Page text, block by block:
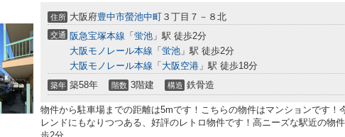
住所 大阪府豊中市螢池中町 ３丁目７－８北
交通 阪急宝塚本線 「 蛍池 」駅 徒歩2分
大阪モノレール本線 「 蛍池 」駅 徒歩2分
大阪モノレール本線 「 大阪空港 」駅 徒歩18分
築年 築58年 階数 3階建 構造 鉄骨造
物件から駐車場までの距離は5mです！こちらの物件はマンションです！
レンドにもなりつつある、好評のレトロ物件です！高ニーズな駅近の物